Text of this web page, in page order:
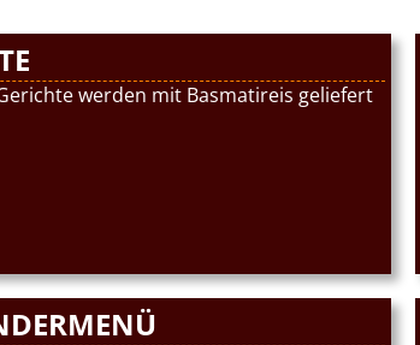
werden mit Basmatireis geliefert